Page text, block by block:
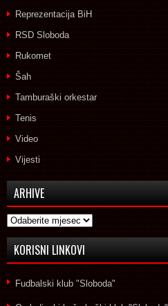
Reprezentacija BiH
RSD Sloboda
Rukomet
Šah
Tamburaški orkestar
Tenis
Video
Vijesti
ARHIVE
Arhive
KORISNI LINKOVI
Fudbalski klub "Sloboda"